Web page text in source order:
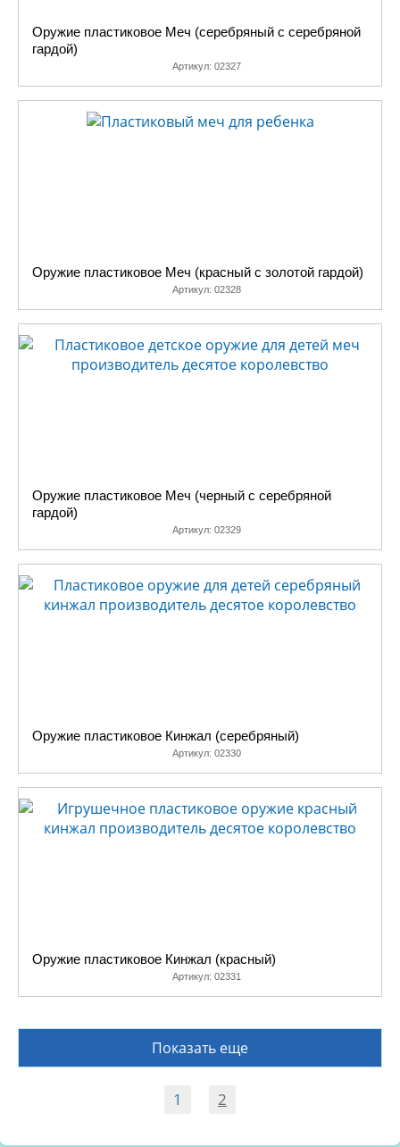
Оружие пластиковое Меч (серебряный с серебряной
гардой)
Артикул: 02327
Оружие пластиковое Меч (красный с золотой гардой)
Артикул: 02328
Оружие пластиковое Меч (черный с серебряной
гардой)
Артикул: 02329
Оружие пластиковое Кинжал (серебряный)
Артикул: 02330
Оружие пластиковое Кинжал (красный)
Артикул: 02331
Показать еще
1 2